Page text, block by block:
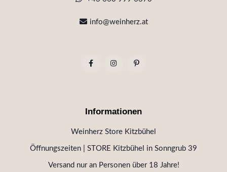
info@weinherz.at
Informationen
Weinherz Store Kitzbühel
Öffnungszeiten | STORE Kitzbühel in Sonngrub 39
Versand nur an Personen über 18 Jahre!